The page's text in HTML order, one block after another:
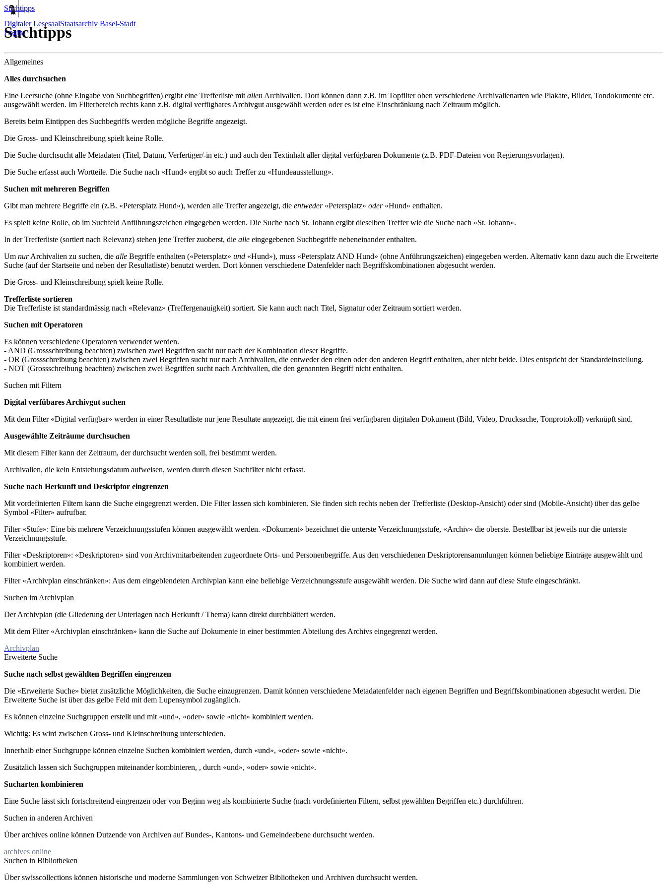
Digitaler LesesaalStaatsarchiv Basel-Stadt
Login
Suchtipps
Suchtipps
Allgemeines
Alles durchsuchen
Eine Leersuche (ohne Eingabe von Suchbegriffen) ergibt eine Trefferliste mit allen Archivalien. Dort können dann z.B. im Topfilter oben verschiedene Archivalienarten wie Plakate, Bilder, Tondokumente etc.
ausgewählt werden. Im Filterbereich rechts kann z.B. digital verfügbares Archivgut ausgewählt werden oder es ist eine Einschränkung nach Zeitraum möglich.
Bereits beim Eintippen des Suchbegriffs werden mögliche Begriffe angezeigt.
Die Gross- und Kleinschreibung spielt keine Rolle.
Die Suche durchsucht alle Metadaten (Titel, Datum, Verfertiger/-in etc.) und auch den Textinhalt aller digital verfügbaren Dokumente (z.B. PDF-Dateien von Regierungsvorlagen).
Die Suche erfasst auch Wortteile. Die Suche nach «Hund» ergibt so auch Treffer zu «Hundeausstellung».
Suchen mit mehreren Begriffen
Gibt man mehrere Begriffe ein (z.B. «Petersplatz Hund»), werden alle Treffer angezeigt, die entweder«Petersplatz» oder«Hund» enthalten.
Es spielt keine Rolle, ob im Suchfeld Anführungszeichen eingegeben werden. Die Suche nach St. Johann ergibt dieselben Treffer wie die Suche nach «St. Johann».
In der Trefferliste (sortiert nach Relevanz) stehen jene Treffer zuoberst, die alle eingegebenen Suchbegriffe nebeneinander enthalten.
Um nurArchivalien zu suchen, die alle Begriffe enthalten («Petersplatz» und «Hund»), muss «Petersplatz AND Hund» (ohne Anführungszeichen) eingegeben werden. Alternativ kann dazu auch die Erweiterte
Suche (auf der Startseite und neben der Resultatliste) benutzt werden. Dort können verschiedene Datenfelder nach Begriffskombinationen abgesucht werden.
Die Gross- und Kleinschreibung spielt keine Rolle.
Trefferliste sortieren
Die Trefferliste ist standardmässig nach «Relevanz» (Treffergenauigkeit) sortiert. Sie kann auch nach Titel, Signatur oder Zeitraum sortiert werden.
Suchen mit Operatoren
Es können verschiedene Operatoren verwendet werden.
- AND (Grossschreibung beachten) zwischen zwei Begriffen sucht nur nach der Kombination dieser Begriffe.
- OR (Grossschreibung beachten) zwischen zwei Begriffen sucht nur nach Archivalien, die entweder den einen oder den anderen Begriff enthalten, aber nicht beide. Dies entspricht der Standardeinstellung.
- NOT (Grossschreibung beachten) zwischen zwei Begriffen sucht nach Archivalien, die den genannten Begriff nicht enthalten.
Suchen mit Filtern
Digital verfübares Archivgut suchen
Mit dem Filter «Digital verfügbar» werden in einer Resultatliste nur jene Resultate angezeigt, die mit einem frei verfügbaren digitalen Dokument (Bild, Video, Drucksache, Tonprotokoll) verknüpft sind.
Ausgewählte Zeiträume durchsuchen
Mit diesem Filter kann der Zeitraum, der durchsucht werden soll, frei bestimmt werden.
Archivalien, die kein Entstehungsdatum aufweisen, werden durch diesen Suchfilter nicht erfasst.
Suche nach Herkunft und Deskriptor eingrenzen
Mit vordefinierten Filtern kann die Suche eingegrenzt werden. Die Filter lassen sich kombinieren. Sie finden sich rechts neben der Trefferliste (Desktop-Ansicht) oder sind (Mobile-Ansicht) über das gelbe
Symbol «Filter» aufrufbar.
Filter «Stufe»: Eine bis mehrere Verzeichnungsstufen können ausgewählt werden. «Dokument» bezeichnet die unterste Verzeichnungsstufe, «Archiv» die oberste. Bestellbar ist jeweils nur die unterste
Verzeichnungsstufe.
Filter «Deskriptoren»: «Deskriptoren» sind von Archivmitarbeitenden zugeordnete Orts- und Personenbegriffe. Aus den verschiedenen Deskriptorensammlungen können beliebige Einträge ausgewählt und
kombiniert werden.
Filter «Archivplan einschränken»: Aus dem eingeblendeten Archivplan kann eine beliebige Verzeichnungsstufe ausgewählt werden. Die Suche wird dann auf diese Stufe eingeschränkt.
Suchen im Archivplan
Der Archivplan (die Gliederung der Unterlagen nach Herkunft / Thema) kann direkt durchblättert werden.
Mit dem Filter «Archivplan einschränken» kann die Suche auf Dokumente in einer bestimmten Abteilung des Archivs eingegrenzt werden.
Archivplan
Erweiterte Suche
Suche nach selbst gewählten Begriffen eingrenzen
Die «Erweiterte Suche» bietet zusätzliche Möglichkeiten, die Suche einzugrenzen. Damit können verschiedene Metadatenfelder nach eigenen Begriffen und Begriffskombinationen abgesucht werden. Die
Erweiterte Suche ist über das gelbe Feld mit dem Lupensymbol zugänglich.
Es können einzelne Suchgruppen erstellt und mit «und», «oder» sowie «nicht» kombiniert werden.
Wichtig: Es wird zwischen Gross- und Kleinschreibung unterschieden.
Innerhalb einer Suchgruppe können einzelne Suchen kombiniert werden, durch «und», «oder» sowie «nicht».
Zusätzlich lassen sich Suchgruppen miteinander kombinieren, , durch «und», «oder» sowie «nicht».
Sucharten kombinieren
Eine Suche lässt sich fortschreitend eingrenzen oder von Beginn weg als kombinierte Suche (nach vordefinierten Filtern, selbst gewählten Begriffen etc.) durchführen.
Suchen in anderen Archiven
Über archives online können Dutzende von Archiven auf Bundes-, Kantons- und Gemeindeebene durchsucht werden.
archives online
Suchen in Bibliotheken
Über swisscollections können historische und moderne Sammlungen von Schweizer Bibliotheken und Archiven durchsucht werden.